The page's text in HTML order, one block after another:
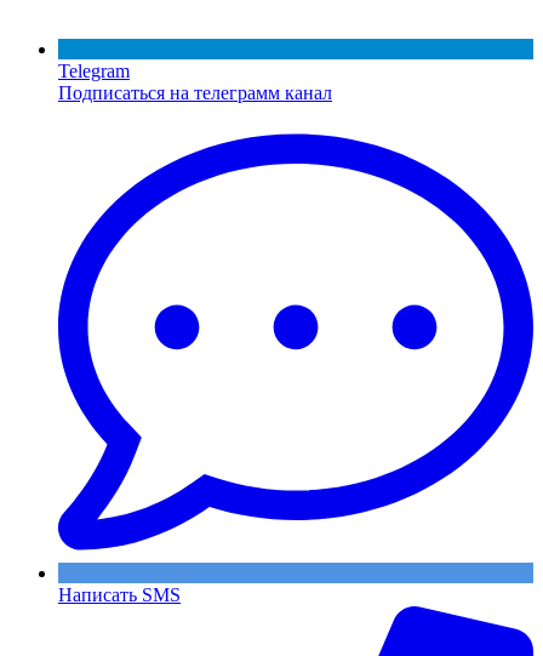
Telegram
Подписаться на телеграмм канал
Написать SMS